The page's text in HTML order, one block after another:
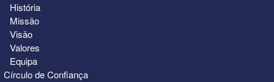
História
Missão
Visão
Valores
Equipa
Círculo de Confiança